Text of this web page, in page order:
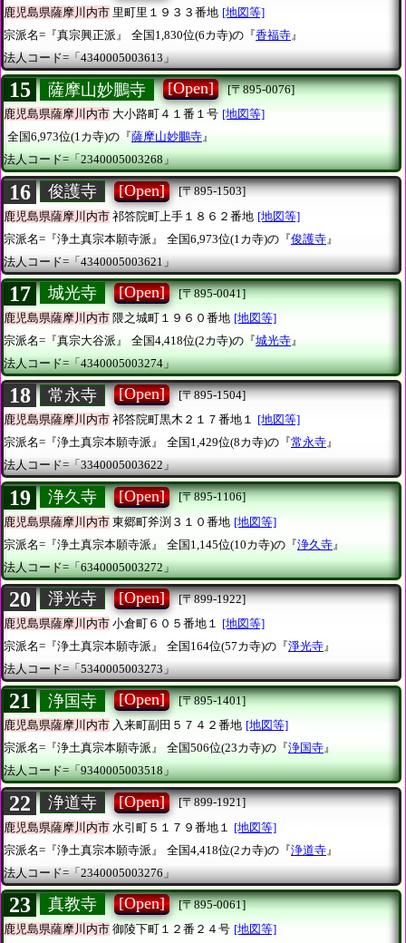
鹿児島県薩摩川内市 里町里１９３３番地 [地図等]
宗派名=『真宗興正派』
全国1,830位(6カ寺)の『香福寺 』
法人コード=「4340005003613」
15 薩摩山妙鵬寺 [Open]
[〒895-0076]
鹿児島県薩摩川内市 大小路町４１番１号 [地図等]
全国6,973位(1カ寺)の『薩摩山妙鵬寺』
法人コード=「2340005003268」
16 俊護寺 [Open]
[〒895-1503]
鹿児島県薩摩川内市 祁答院町上手１８６２番地 [地図等]
宗派名=『浄土真宗本願寺派』
全国6,973位(1カ寺)の『俊護寺 』
法人コード=「4340005003621」
17 城光寺 [Open]
[〒895-0041]
鹿児島県薩摩川内市 隈之城町１９６０番地 [地図等]
宗派名=『真宗大谷派』
全国4,418位(2カ寺)の『城光寺 』
法人コード=「4340005003274」
18 常永寺 [Open]
[〒895-1504]
鹿児島県薩摩川内市 祁答院町黒木２１７番地１ [地図等]
宗派名=『浄土真宗本願寺派』
全国1,429位(8カ寺)の『常永寺』
法人コード=「3340005003622」
19 浄久寺 [Open]
[〒895-1106]
鹿児島県薩摩川内市 東郷町斧渕３１０番地 [地図等]
宗派名=『浄土真宗本願寺派』
全国1,145位(10カ寺)の『浄久寺 』
法人コード=「6340005003272」
20 淨光寺 [Open]
[〒899-1922]
鹿児島県薩摩川内市 小倉町６０５番地１
[地図等]
宗派名=『浄土真宗本願寺派』
全国164位(57カ寺)の『淨光寺 』
法人コード=「5340005003273」
21 浄国寺 [Open]
[〒895-1401]
鹿児島県薩摩川内市 入来町副田５７４２番地 [地図等]
宗派名=『浄土真宗本願寺派』
全国506位(23カ寺)の『浄国寺』
法人コード=「9340005003518」
22 浄道寺 [Open]
[〒899-1921]
鹿児島県薩摩川内市 水引町５１７９番地１
[地図等]
宗派名=『浄土真宗本願寺派』
全国4,418位(2カ寺)の『浄道寺 』
法人コード=「2340005003276」
23 真教寺 [Open]
[〒895-0061]
鹿児島県薩摩川内市 御陵下町１２番２４号 [地図等]